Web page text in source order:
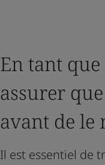
En tant
assurer
avant de le
Il est essentiel de